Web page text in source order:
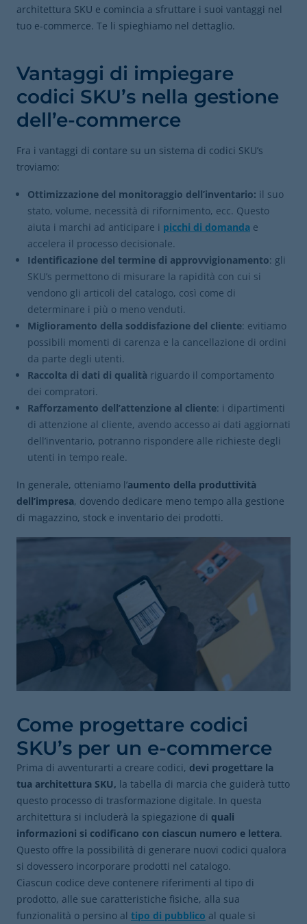
architettura SKU e comincia a sfruttare i suoi vantaggi nel
tuo e-commerce. Te li spieghiamo nel dettaglio.
Vantaggi di impiegare
codici SKU’s nella gestione
dell’e-commerce
Fra i vantaggi di contare su un sistema di codici SKU’s
troviamo:
Ottimizzazione del monitoraggio dell’inventario: il suo
stato, volume, necessità di rifornimento, ecc. Questo
aiuta i marchi ad anticipare i picchi di domanda e
accelera il processo decisionale.
Identificazione del termine di approvvigionamento: gli
SKU’s permettono di misurare la rapidità con cui si
vendono gli articoli del catalogo, così come di
determinare i più o meno venduti.
Miglioramento della soddisfazione del cliente: evitiamo
possibili momenti di carenza e la cancellazione di ordini
da parte degli utenti.
Raccolta di dati di qualità riguardo il comportamento
dei compratori.
Rafforzamento dell’attenzione al cliente: i dipartimenti
di attenzione al cliente, avendo accesso ai dati aggiornati
dell’inventario, potranno rispondere alle richieste degli
utenti in tempo reale.
In generale, otteniamo l’aumento della produttività
dell’impresa, dovendo dedicare meno tempo alla gestione
di magazzino, stock e inventario dei prodotti.
Come progettare codici
SKU’s per un e-commerce
Prima di avventurarti a creare codici, devi progettare la
tua architettura SKU, la tabella di marcia che guiderà tutto
questo processo di trasformazione digitale. In questa
architettura si includerà la spiegazione di quali
informazioni si codificano con ciascun numero e lettera.
Questo offre la possibilità di generare nuovi codici qualora
si dovessero incorporare prodotti nel catalogo.
Ciascun codice deve contenere riferimenti al tipo di
prodotto, alle sue caratteristiche fisiche, alla sua
funzionalità o persino al tipo di pubblico al quale si